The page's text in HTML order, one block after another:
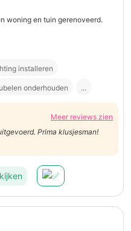
woning en tuin gerenoveerd.
installeren
onderhouden ...
Meer reviews zien
Prima klusjesman!